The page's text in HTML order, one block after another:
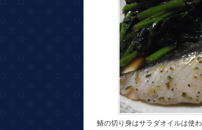
鰆の切り身はサラダオイルは使